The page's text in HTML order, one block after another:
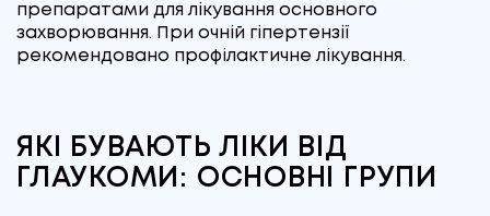
препаратами для лікування основного
захворювання. При очній гіпертензії
рекомендовано профілактичне лікування.
ЯКІ БУВАЮТЬ ЛІКИ ВІД
ГЛАУКОМИ: ОСНОВНІ ГРУПИ